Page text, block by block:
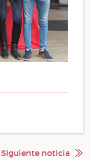
Siguiente noticia